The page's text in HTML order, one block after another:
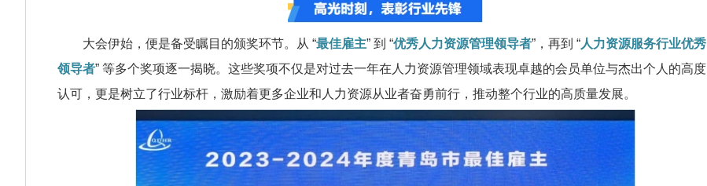
大会伊始，便是备受瞩目的颁奖环节。从 “最佳雇主” 到 “优秀人力资源管理领导者”，再到 “人力资源服务行业优秀
领导者” 等多个奖项逐一揭晓。这些奖项不仅是对过去一年在人力资源管理领域表现卓越的会员单位与杰出个人的高度
认可，更是树立了行业标杆，激励着更多企业和人力资源从业者奋勇前行，推动整个行业的高质量发展。